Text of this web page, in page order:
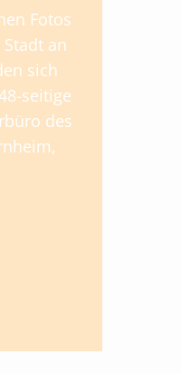
Fotos
an
sich
seitige
des